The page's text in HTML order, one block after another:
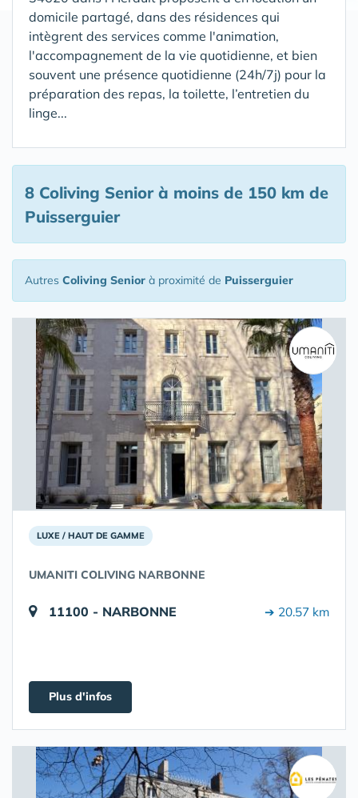
domicile partagé, dans des résidences qui
intègrent des services comme l'animation,
l'accompagnement de la vie quotidienne, et bien
souvent une présence quotidienne (24h/7j) pour la
préparation des repas, la toilette, l’entretien du
linge...
8 Coliving Seniorà moins de 150 km de
Puisserguier
Autres Coliving Senior à proximité de Puisserguier
LUXE / HAUT DE GAMME
UMANITI COLIVING NARBONNE
11100 - NARBONNE ➔ 20.57 km
Plus d'infos